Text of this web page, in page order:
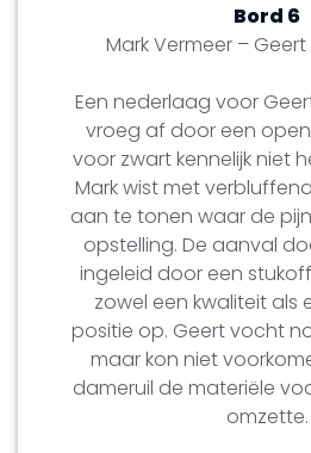
Bord 6
Mark Vermeer –
Een nederlaag voor
vroeg af door een
voor zwart kennelijk niet
Mark wist met
aan te tonen waar de
opstelling. De aanval
ingeleid door een
zowel een kwaliteit als
positie op. Geert vocht
maar kon niet
dameruil de materiële
omzette.